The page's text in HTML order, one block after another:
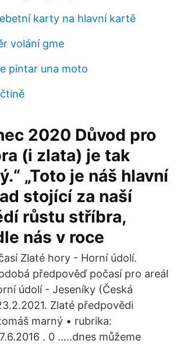
karty na hlavní kartě
volání gme
pintar una moto
2020 Důvod pro
(i zlata) je tak
„Toto je náš hlavní
stojící za naší
růstu stříbra,
nás v roce
Zlaté hory - Horní údolí.
předpověď počasí pro areál
údolí - Jeseníky (Česká
Zlaté předpovědi
marný • rubrika:
. 0 …..dnes můžeme